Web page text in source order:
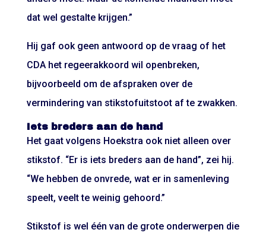
dat wel gestalte krijgen.”
Hij gaf ook geen antwoord op de vraag of het
CDA het regeerakkoord wil openbreken,
bijvoorbeeld om de afspraken over de
vermindering van stikstofuitstoot af te zwakken.
Iets breders aan de hand
Het gaat volgens Hoekstra ook niet alleen over
stikstof. “Er is iets breders aan de hand”, zei hij.
“We hebben de onvrede, wat er in samenleving
speelt, veelt te weinig gehoord.”
Stikstof is wel één van de grote onderwerpen die